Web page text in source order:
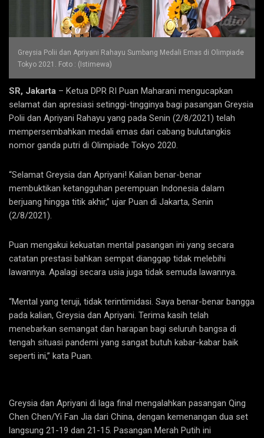
Greysia Polii dan Apriyani Rahayu Sumbang Medali Emas di Olimpiade
Tokyo 2021. Foto : (Istimewa)
SR, Jakarta – Ketua DPR RI Puan Maharani mengucapkan
selamat dan apresiasi setinggi-tingginya bagi pasangan Greysia
Polii dan Apriyani Rahayu yang pada Senin (2/8/2021) telah
mempersembahkan medali emas dari cabang bulutangkis
nomor ganda putri di Olimpiade Tokyo 2020.
“Selamat Greysia dan Apriyani! Kalian benar-benar
membuktikan ketangguhan perempuan Indonesia dalam
berjuang hingga titik akhir,” ujar Puan di Jakarta, Senin
(2/8/2021).
Puan mengakui kekuatan mental pasangan ini yang secara
catatan prestasi bahkan sempat dianggap tidak melebihi
lawannya. Apalagi secara usia juga tidak semuda lawannya.
“Mental yang teruji, tidak terintimidasi. Saya benar-benar bangga
pada kalian, Greysia dan Apriyani. Terima kasih telah
menebarkan semangat dan harapan bagi seluruh bangsa di
tengah situasi pandemi yang sangat butuh kabar-kabar baik
seperti ini,” kata Puan.
Greysia dan Apriyani di laga final mengalahkan pasangan Qing
Chen Chen/Yi Fan Jia dari China, dengan kemenangan dua set
langsung 21-19 dan 21-15. Pasangan Merah Putih ini